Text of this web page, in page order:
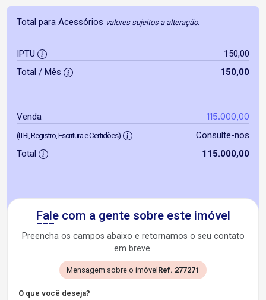
Total para Acessórios valores sujeitos a alteração.
IPTU
150,00
Total / Mês
150,00
Venda 115.000,00
(ITBI, Registro, Escritura e Certidões)
Consulte-nos
Total
115.000,00
Fale com a gente sobre este imóvel
Preencha os campos abaixo e retornamos o seu contato
em breve.
Mensagem sobre o imóvelRef. 277271
O que você deseja?